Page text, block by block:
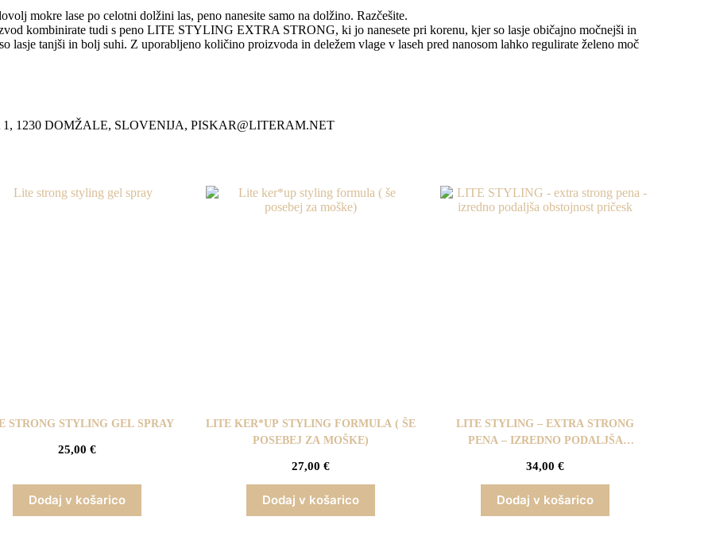
mokre lase po celotni dolžini las, peno nanesite samo na dolžino. Razčešite.
kombinirate tudi s peno LITE STYLING EXTRA STRONG, ki jo nanesete pri korenu, kjer so lasje običajno močnejši in
tanjši in bolj suhi. Z uporabljeno količino proizvoda in deležem vlage v laseh pred nanosom lahko regulirate želeno moč
1230 DOMŽALE, SLOVENIJA, PISKAR@LITERAM.NET
STRONG STYLING GEL SPRAY
25,00 €
Dodaj v košarico
LITE KER*UP STYLING FORMULA ( ŠE
POSEBEJ ZA MOŠKE)
27,00€
Dodaj v košarico
LITE STYLING – EXTRA STRONG
PENA – IZREDNO PODALJŠA
34,00€
Dodaj v košarico